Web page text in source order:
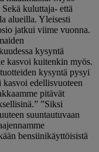
kuluttaja- että
alueilla. Yleisesti
jatkui viime vuonna.
kysyntä
kasvoi kuitenkin myös.
kysyntä pysyi
edellisvuoteen
pitävät
”Siksi
suuntautuvaan
bensiinikäyttöisistä